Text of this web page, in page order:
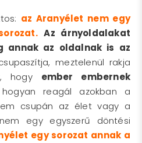
az Aranyélet nem egy
Az árnyoldalakat
annak az oldalnak is az
meztelenül rakja
hogy ember embernek
reagál azokban a
csupán az élet vagy a
egy egyszerű döntési
egy sorozat annak a